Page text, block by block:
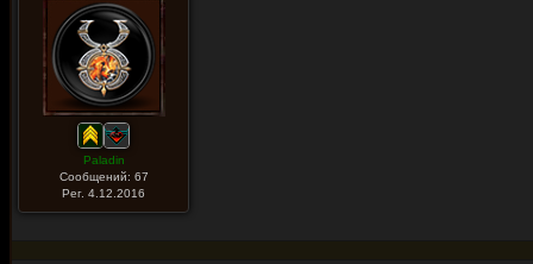
Paladin
Сообщений: 67
Рег. 4.12.2016